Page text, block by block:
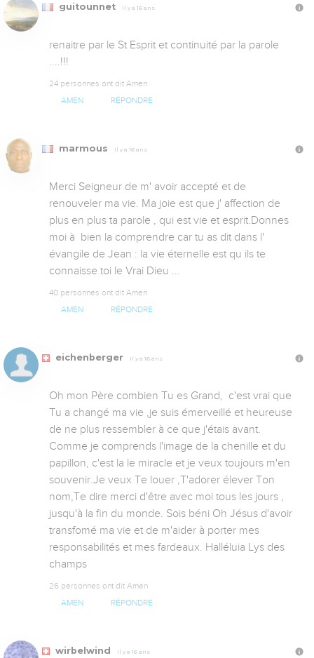
guitounnet Il y a 16 ans
renaitre par le St Esprit et continuité par la parole
....!!!
24 personnes ont dit Amen
AMEN RÉPONDRE
marmous Il y a 16 ans
Merci Seigneur de m' avoir accepté et de
renouveler ma vie. Ma joie est que j' affection de
plus en plus ta parole , qui est vie et esprit.Donnes
moi à  bien la comprendre car tu as dit dans l'
évangile de Jean : la vie éternelle est qu ils te
connaisse toi le Vrai Dieu ...
40 personnes ont dit Amen
AMEN RÉPONDRE
eichenberger Il y a 16 ans
Oh mon Père combien Tu es Grand,  c'est vrai que
Tu a changé ma vie ,je suis émerveillé et heureuse
de ne plus ressembler à ce que j'étais avant.
Comme je comprends l'image de la chenille et du
papillon, c'est la le miracle et je veux toujours m'en
souvenir.Je veux Te louer ,T'adorer élever Ton
nom,Te dire merci d'être avec moi tous les jours ,
jusqu'à la fin du monde. Sois béni Oh Jésus d'avoir
transfomé ma vie et de m'aider à porter mes
responsabilités et mes fardeaux. Halléluia Lys des
champs
26 personnes ont dit Amen
AMEN RÉPONDRE
wirbelwind Il y a 16 ans